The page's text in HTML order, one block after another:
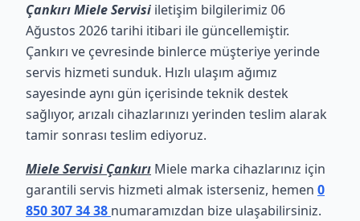
Çankırı Miele Servisi iletişim bilgilerimiz 06
Ağustos 2026 tarihi itibari ile güncellemiştir.
Çankırı ve çevresinde binlerce müşteriye yerinde
servis hizmeti sunduk. Hızlı ulaşım ağımız
sayesinde aynı gün içerisinde teknik destek
sağlıyor, arızalı cihazlarınızı yerinden teslim alarak
tamir sonrası teslim ediyoruz.
Miele Servisi Çankırı Miele marka cihazlarınız için
garantili servis hizmeti almak isterseniz, hemen 0
850 307 34 38 numaramızdan bize ulaşabilirsiniz.